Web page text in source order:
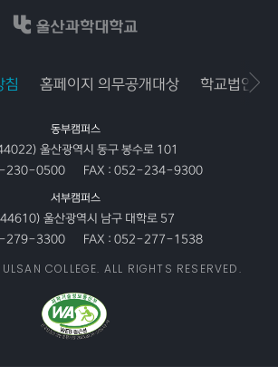
동부캠퍼스
울산광역시 동구 봉수로 101
230-0500 FAX : 052-234-9300
서부캠퍼스
울산광역시 남구 대학로 57
279-3300 FAX : 052-277-1538
침 홈페이지 의무공개대상 학교법인공
COLLEGE. ALL RIGHTS RESERVED.